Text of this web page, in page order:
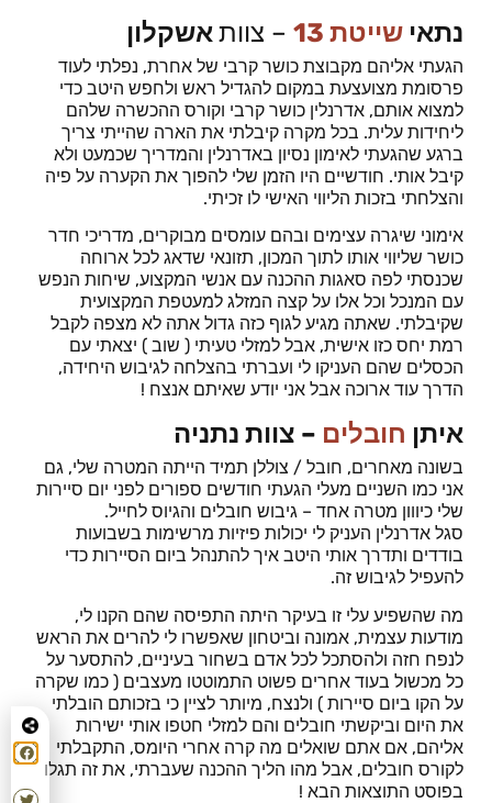
נתאי שייטת 13 – צוותאשקלון
הגעתי אליהם מקבוצת כושר קרבי של אחרת, נפלתי לעוד
פרסומת מצועצעת במקום להגדיל ראש ולחפש היטב כדי
למצוא אותם, אדרנלין כושר קרבי וקורס ההכשרה שלהם
ליחידות עלית. בכל מקרה קיבלתי את הארה שהייתי צריך
ברגע שהגעתי לאימון נסיון באדרנלין והמדריך שכמעט ולא
קיבל אותי. חודשיים היו הזמן שלי להפוך את הקערה על פיה
והצלחתי בזכות הליווי האישי לו זכיתי.
אימוני שיגרה עצימים ובהם עומסים מבוקרים, מדריכי חדר
כושר שליווי אותו לתוך המכון, תזונאי שדאג לכל ארוחה
שכנסתי לפה סאגות ההכנה עם אנשי המקצוע, שיחות הנפש
עם המנכל וכל אלו על קצה המזלג למעטפת המקצועית
שקיבלתי. שאתה מגיע לגוף כזה גדול אתה לא מצפה לקבל
רמת יחס כזו אישית, אבל למזלי טעיתי ( שוב ) יצאתי עם
הכסלים שהם העניקו לי ועברתי בהצלחה לגיבוש היחידה,
הדרך עוד ארוכה אבל אני יודע שאיתם אנצח !
איתן חובלים – צוות נתניה
בשונה מאחרים, חובל / צוללן תמיד הייתה המטרה שלי, גם
אני כמו השניים מעלי הגעתי חודשים ספורים לפני יום סיירות
שלי כיווון מטרה אחד – גיבוש חובלים והגיוס לחייל.
סגל אדרנלין העניק לי יכולות פיזיות מרשימות בשבועות
בודדים ותדרך אותי היטב איך להתנהל ביום הסיירות כדי
להעפיל לגיבוש זה.
מה שהשפיע עלי זו בעיקר היתה התפיסה שהם הקנו לי,
מודעות עצמית, אמונה וביטחון שאפשרו לי להרים את הראש
לנפח חזה ולהסתכל לכל אדם בשחור בעיניים, להתסער על
כל מכשול בעוד אחרים פשוט התמוטטו מעצבים ( כמו שקרה
על הקו ביום סיירות ) ולנצח, מיותר לציין כי בזכותם הובלתי
את היום וביקשתי חובלים והם למזלי חטפו אותי ישירות
אליהם, אם אתם שואלים מה קרה אחרי היומס, התקבלתי
לקורס חובלים, אבל מהו הליך ההכנה שעברתי, את זה תגלו
בפוסט התוצאות הבא !